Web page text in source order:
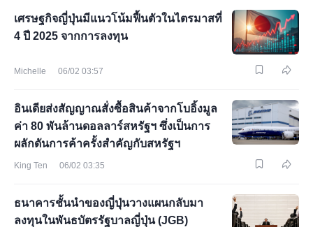
เศรษฐกิจญี่ปุ่นมีแนวโน้มฟื้นตัวในไตรมาสที่
4 ปี 2025 จากการลงทุน
Michelle 06/02 03:57
อินเดียส่งสัญญาณสั่งซื้อสินค้าจากโบอิ้งมูล
ค่า 80 พันล้านดอลลาร์สหรัฐฯ ซึ่งเป็นการ
ผลักดันการค้าครั้งสำคัญกับสหรัฐฯ
King Ten 06/02 03:35
ธนาคารชั้นนำของญี่ปุ่นวางแผนกลับมา
ลงทุนในพันธบัตรรัฐบาลญี่ปุ่น (JGB)